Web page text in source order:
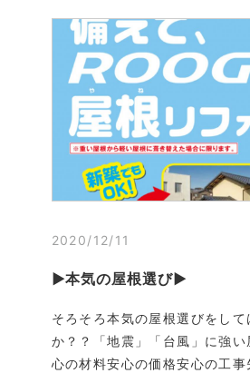
2020/12/11
▶本気の屋根選び▶
そろそろ本気の屋根選びをして
か？？「地震」「台風」に強
心の材料安心の価格安心の工事